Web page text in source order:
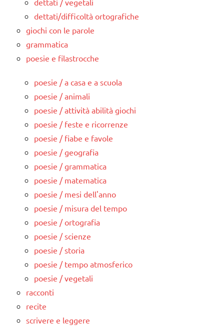
dettati / vegetali
dettati/difficoltà ortografiche
giochi con le parole
grammatica
poesie e filastrocche
poesie / a casa e a scuola
poesie / animali
poesie / attività abilità giochi
poesie / feste e ricorrenze
poesie / fiabe e favole
poesie / geografia
poesie / grammatica
poesie / matematica
poesie / mesi dell'anno
poesie / misura del tempo
poesie / ortografia
poesie / scienze
poesie / storia
poesie / tempo atmosferico
poesie / vegetali
racconti
recite
scrivere e leggere